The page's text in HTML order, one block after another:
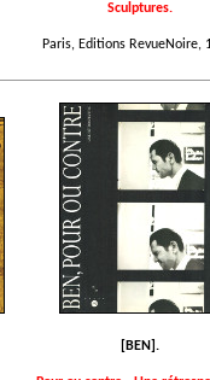
Sculptures.
Paris, Editions RevueNoire,
[BEN].